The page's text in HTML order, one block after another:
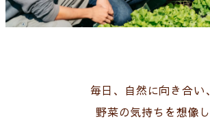
毎日、自然に向き合い、
野菜の気持ちを想像し